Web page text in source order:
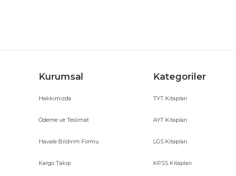
Kurumsal
Hakkımızda
Ödeme ve Teslimat
Havale Bildirim Formu
Kargo Takip
Kategoriler
TYT Kitapları
AYT Kitapları
LGS Kitapları
KPSS Kitapları